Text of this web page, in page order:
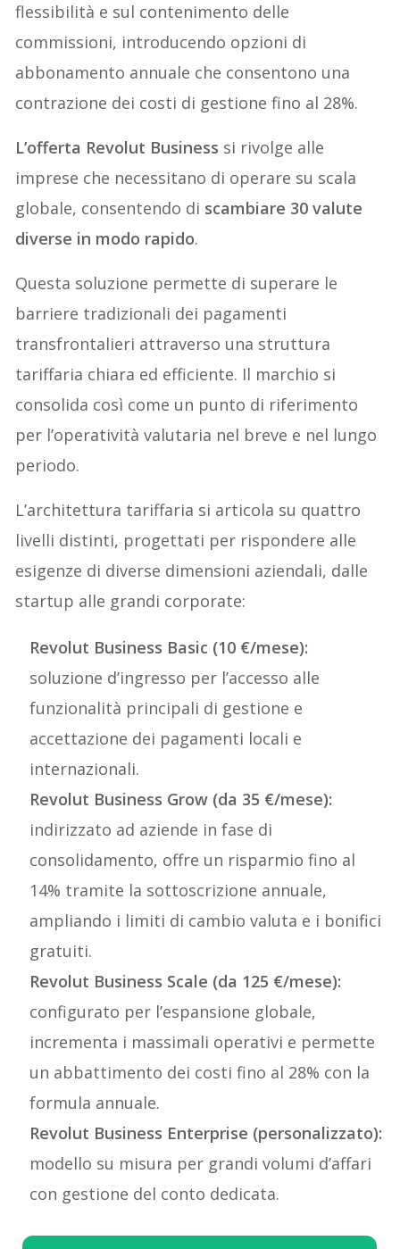
flessibilità e sul contenimento delle
commissioni, introducendo opzioni di
abbonamento annuale che consentono una
contrazione dei costi di gestione fino al 28%.
L’offerta Revolut Business si rivolge alle
imprese che necessitano di operare su scala
globale, consentendo di scambiare 30 valute
diverse in modo rapido.
Questa soluzione permette di superare le
barriere tradizionali dei pagamenti
transfrontalieri attraverso una struttura
tariffaria chiara ed efficiente. Il marchio si
consolida così come un punto di riferimento
per l’operatività valutaria nel breve e nel lungo
periodo.
L’architettura tariffaria si articola su quattro
livelli distinti, progettati per rispondere alle
esigenze di diverse dimensioni aziendali, dalle
startup alle grandi corporate:
Revolut Business Basic (10 €/mese):
soluzione d’ingresso per l’accesso alle
funzionalità principali di gestione e
accettazione dei pagamenti locali e
internazionali.
Revolut Business Grow (da 35 €/mese):
indirizzato ad aziende in fase di
consolidamento, offre un risparmio fino al
14% tramite la sottoscrizione annuale,
ampliando i limiti di cambio valuta e i bonifici
gratuiti.
Revolut Business Scale (da 125 €/mese):
configurato per l’espansione globale,
incrementa i massimali operativi e permette
un abbattimento dei costi fino al 28% con la
formula annuale.
Revolut Business Enterprise (personalizzato):
modello su misura per grandi volumi d’affari
con gestione del conto dedicata.